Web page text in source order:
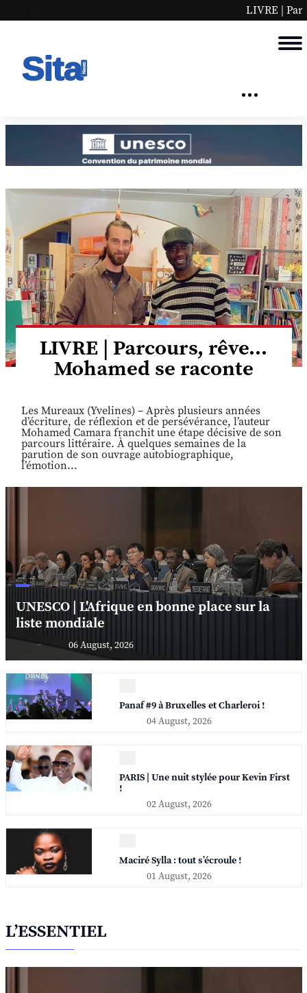
LIVRE | Parcours, rêve... Mohamed se
LIVRE | Parcours, rêve...
Mohamed se raconte
Les Mureaux (Yvelines) – Après plusieurs années
d’écriture, de réflexion et de persévérance, l’auteur
Mohamed Camara franchit une étape décisive de son
parcours littéraire. À quelques semaines de la
parution de son ouvrage autobiographique,
l’émotion...
UNESCO | L'Afrique en bonne place sur la
liste mondiale
06 August, 2026
Panaf #9 à Bruxelles et Charleroi !
04 August, 2026
PARIS | Une nuit stylée pour Kevin First
!
02 August, 2026
Maciré Sylla : tout s’écroule !
01 August, 2026
L’ESSENTIEL